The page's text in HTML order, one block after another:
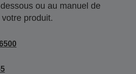
ou au manuel de
votre produit.